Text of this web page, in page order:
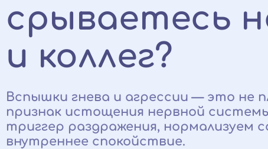
срываетесь
и коллег?
Вспышки гнева и агрессии — это не
признак истощения нервной
триггер раздражения, нормализуем
внутреннее спокойствие.